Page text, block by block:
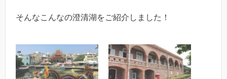
そんなこんなの澄清湖をご紹介しました！